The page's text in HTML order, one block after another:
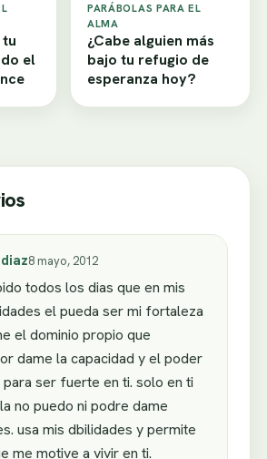
el
PARÁBOLAS PARA EL
ALMA
¿Cabe alguien más
bajo tu refugio de
esperanza hoy?
8 mayo, 2012
todos los dias que en mis
el pueda ser mi fortaleza
el dominio propio que
dame la capacidad y el poder
ser fuerte en ti. solo en ti
no puedo ni podre dame
usa mis dbilidades y permite
me motive a vivir en ti.